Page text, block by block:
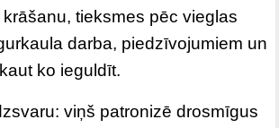
tieksmes pēc vieglas
darba, piedzīvojumiem un
ko ieguldīt.
viņš patronizē drosmīgus